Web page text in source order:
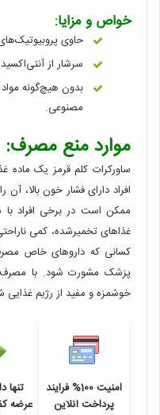
خواص و مزایا:
حاوی
سرشار از
بدون هیچ‌گونه مواد
مصنوعی.
موارد منع مصرف:
ساورکرات کلم قرمز یک ماده
افراد دارای فشار خون بالا،
ممکن است در برخی افراد
غذاهای تخمیرشده، کمی
کسانی که داروهای خاص
پزشک مشورت شود. با مصرف
خوشمزه و مفید از رژیم غذایی
امنیت 100% فرایند
پرداخت آنلاین
تنها
عرضه